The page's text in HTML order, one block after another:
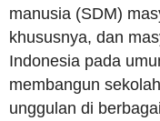
manusia (SDM)
khususnya, dan
Indonesia pada
membangun
unggulan di